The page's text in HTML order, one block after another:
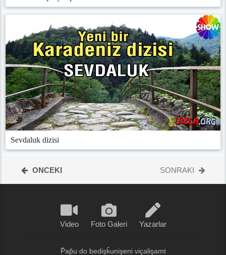
Sevdaluk dizisi
ONCEKI SONRAKI
Video Foto Galeri Yazarlar
P̌ap̌u do bedişǩunişeni viçalişamt